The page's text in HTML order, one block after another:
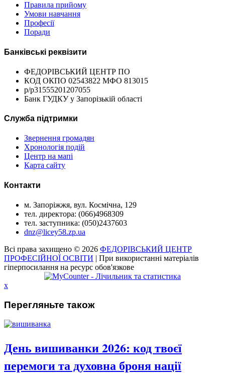
Правила прийому
Умови навчання
Професії
Поради
Банківські реквізити
ФЕДОРІВСЬКИЙ ЦЕНТР ПО
КОД ОКПО 02543822 МФО 813015
р/р31555201207055
Банк ГУДКУ у Запорізькій області
Служба підтримки
Звернення громадян
Хронологія подій
Центр на мапі
Карта сайту
Контакти
м. Запоріжжя, вул. Космічна, 129
тел. директора: (066)4968309
тел. заступника: (050)2437603
dnz@licey58.zp.ua
Всі права захищено © 2026 ФЕДОРІВСЬКИЙ ЦЕНТР
ПРОФЕСІЙНОЇ ОСВІТИ | При використанні матеріалів
гіперпосилання на ресурс обов'язкове
x
Перегляньте також
День вишиванки 2026: код твоєї
перемоги та духовна броня нації